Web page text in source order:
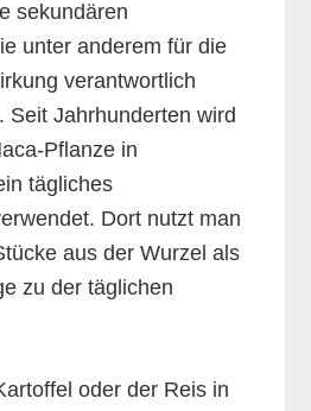
sekundären
unter anderem für die
verantwortlich
Seit Jahrhunderten wird
Pflanze in
tägliches
Dort nutzt man
aus der Wurzel als
zu der täglichen
oder der Reis in